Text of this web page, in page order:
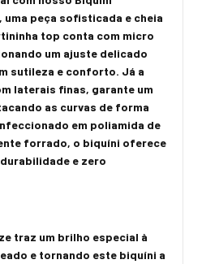
uma peça sofisticada e cheia
top conta com micro
um ajuste delicado
sutileza e conforto. Já a
laterais finas, garante um
as curvas de forma
em poliamida de
forrado, o biquíni oferece
e zero
traz um brilho especial à
e tornando este biquíni a